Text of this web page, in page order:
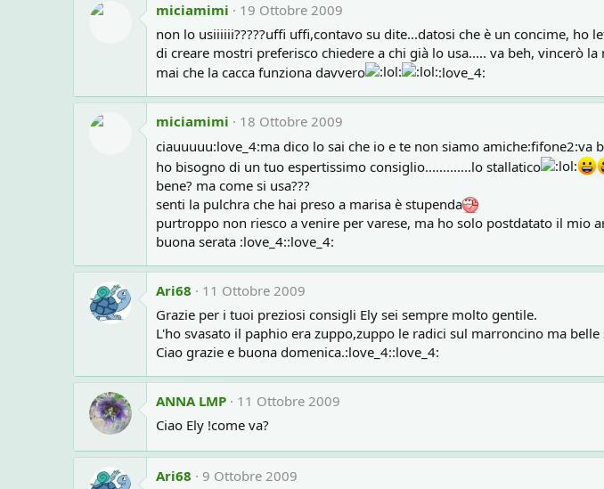
miciamimi
19 Ottobre 2009
non lo usiiiiii?????uffi uffi,contavo su dite...datosi che è un concime,
di creare mostri preferisco chiedere a chi già lo usa..... va beh, vincerò
mai che la cacca funziona davvero
:love_4:
miciamimi
18 Ottobre 2009
ciauuuuu:love_4:ma dico lo sai che io e te non siamo
ho bisogno di un tuo espertissimo consiglio.............lo stallatico
bene? ma come si usa???
senti la pulchra che hai preso a marisa è stupenda
purtroppo non riesco a venire per varese, ma ho solo postdatato il mio
buona serata :love_4::love_4:
Ari68
11 Ottobre 2009
Grazie per i tuoi preziosi consigli Ely sei sempre molto gentile.
L'ho svasato il paphio era zuppo,zuppo le radici sul marroncino ma belle
Ciao grazie e buona domenica.:love_4::love_4:
ANNA LMP
11 Ottobre 2009
Ciao Ely !come va?
Ari68
9 Ottobre 2009